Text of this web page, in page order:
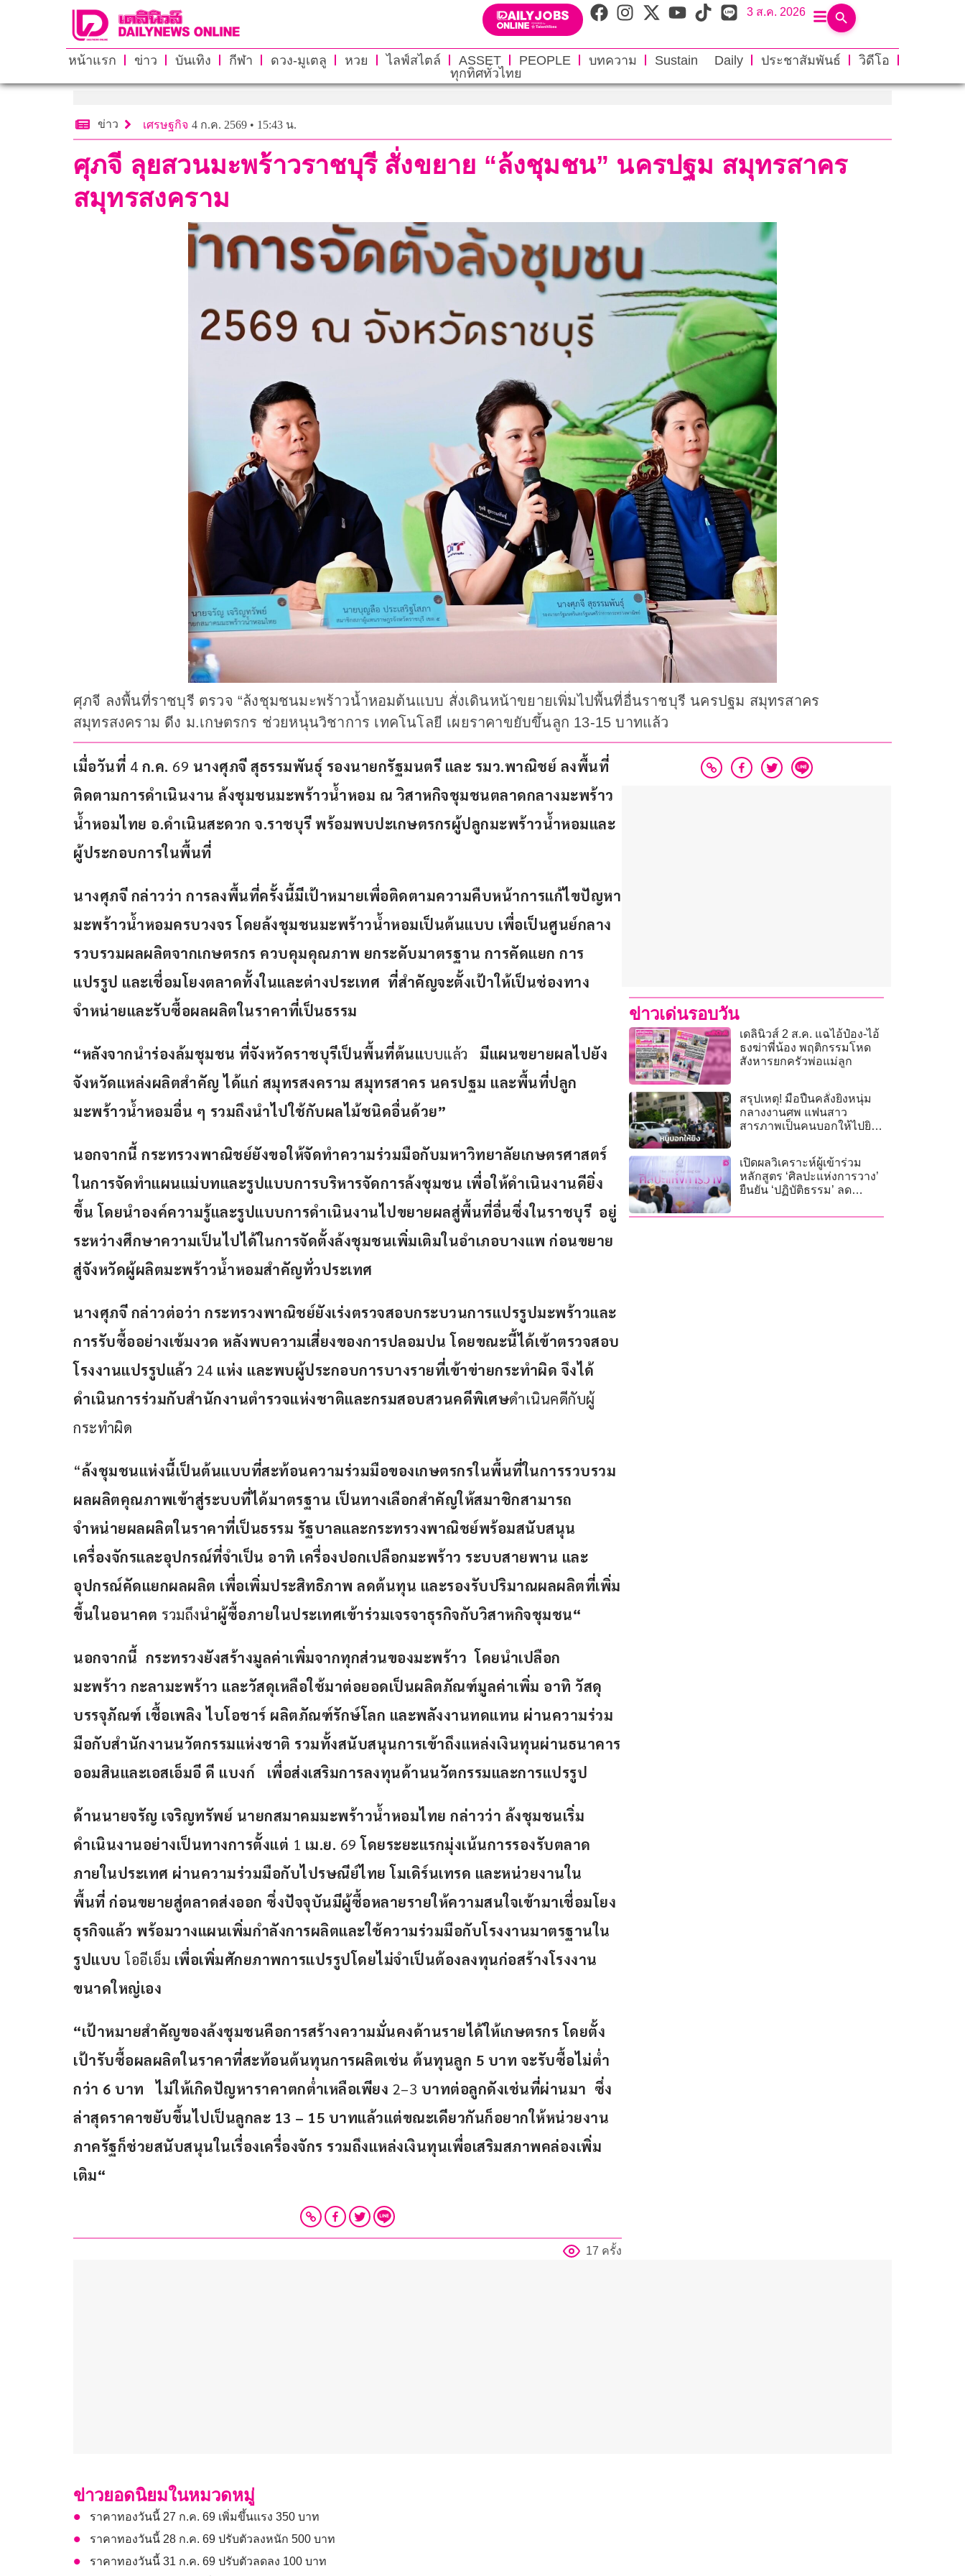
3 ส.ค. 2026
หน้าแรก ข่าว บันเทิง กีฬา ดวง-มูเตลู หวย ไลฟ์สไตล์ ASSET PEOPLE บทความ Sustain Daily ประชาสัมพันธ์
วิดีโอ
ทุกทิศทั่วไทย
ข่าว เศรษฐกิจ 4 ก.ค. 2569 • 15:43 น.
ศุภจี ลุยสวนมะพร้าวราชบุรี สั่งขยาย “ล้งชุมชน” นครปฐม สมุทรสาคร
สมุทรสงคราม
ศุภจี ลงพื้นที่ราชบุรี ตรวจ “ล้งชุมชนมะพร้าวน้ำหอมต้นแบบ สั่งเดินหน้าขยายเพิ่มไปพื้นที่อื่นราชบุรี นครปฐม สมุทรสาคร
สมุทรสงคราม ดีง ม.เกษตรกร ช่วยหนุนวิชาการ เทคโนโลยี เผยราคาขยับขึ้นลูก 13-15 บาทแล้ว
เมื่อวันที่ 4 ก.ค. 69 นางศุภจี สุธรรมพันธุ์ รองนายกรัฐมนตรี และ รมว.พาณิชย์ ลงพื้นที่
ติดตามการดำเนินงาน ล้งชุมชนมะพร้าวน้ำหอม ณ วิสาหกิจชุมชนตลาดกลางมะพร้าว
น้ำหอมไทย อ.ดำเนินสะดวก จ.ราชบุรี พร้อมพบปะเกษตรกรผู้ปลูกมะพร้าวน้ำหอมและ
ผู้ประกอบการในพื้นที่
นางศุภจี กล่าวว่า การลงพื้นที่ครั้งนี้มีเป้าหมายเพื่อติดตามความคืบหน้าการแก้ไขปัญหา
มะพร้าวน้ำหอมครบวงจร โดยล้งชุมชนมะพร้าวน้ำหอมเป็นต้นแบบ เพื่อเป็นศูนย์กลาง
รวบรวมผลผลิตจากเกษตรกร ควบคุมคุณภาพ ยกระดับมาตรฐาน การคัดแยก การ
แปรรูป และเชื่อมโยงตลาดทั้งในและต่างประเทศ ที่สำคัญจะตั้งเป้าให้เป็นช่องทาง
จำหน่ายและรับซื้อผลผลิตในราคาที่เป็นธรรม
“หลังจากนำร่องล้มชุมชน ที่จังหวัดราชบุรีเป็นพื้นที่ต้นแบบแล้ว
มีแผนขยายผลไปยัง
จังหวัดแหล่งผลิตสำคัญ ได้แก่ สมุทรสงคราม สมุทรสาคร นครปฐม และพื้นที่ปลูก
มะพร้าวน้ำหอมอื่น ๆ รวมถึงนำไปใช้กับผลไม้ชนิดอื่นด้วย”
นอกจากนี้ กระทรวงพาณิชย์ยังขอให้จัดทำความร่วมมือกับมหาวิทยาลัยเกษตรศาสตร์
ในการจัดทำแผนแม่บทและรูปแบบการบริหารจัดการล้งชุมชน เพื่อให้ดำเนินงานดียิ่ง
ขึ้น โดยนำองค์ความรู้และรูปแบบการดำเนินงานไปขยายผลสู่พื้นที่อื่นซึ่งในราชบุรี อยู่
ระหว่างศึกษาความเป็นไปได้ในการจัดตั้งล้งชุมชนเพิ่มเติมในอำเภอบางแพ ก่อนขยาย
สู่จังหวัดผู้ผลิตมะพร้าวน้ำหอมสำคัญทั่วประเทศ
นางศุภจี กล่าวต่อว่า กระทรวงพาณิชย์ยังเร่งตรวจสอบกระบวนการแปรรูปมะพร้าวและ
การรับซื้ออย่างเข้มงวด หลังพบความเสี่ยงของการปลอมปน โดยขณะนี้ได้เข้าตรวจสอบ
โรงงานแปรรูปแล้ว 24 แห่ง และพบผู้ประกอบการบางรายที่เข้าข่ายกระทำผิด จึงได้
ดำเนินการร่วมกับสำนักงานตำรวจแห่งชาติและกรมสอบสวนคดีพิเศษดำเนินคดีกับผู้
กระทำผิด
“ล้งชุมชนแห่งนี้เป็นต้นแบบที่สะท้อนความร่วมมือของเกษตรกรในพื้นที่ในการรวบรวม
ผลผลิตคุณภาพเข้าสู่ระบบที่ได้มาตรฐาน เป็นทางเลือกสำคัญให้สมาชิกสามารถ
จำหน่ายผลผลิตในราคาที่เป็นธรรม รัฐบาลและกระทรวงพาณิชย์พร้อมสนับสนุน
เครื่องจักรและอุปกรณ์ที่จำเป็น อาทิ เครื่องปอกเปลือกมะพร้าว ระบบสายพาน และ
อุปกรณ์คัดแยกผลผลิต เพื่อเพิ่มประสิทธิภาพ ลดต้นทุน และรองรับปริมาณผลผลิตที่เพิ่ม
ขึ้นในอนาคต รวมถึงนำผู้ซื้อภายในประเทศเข้าร่วมเจรจาธุรกิจกับวิสาหกิจชุมชน“
นอกจากนี้ กระทรวงยังสร้างมูลค่าเพิ่มจากทุกส่วนของมะพร้าว โดยนำเปลือก
มะพร้าว กะลามะพร้าว และวัสดุเหลือใช้มาต่อยอดเป็นผลิตภัณฑ์มูลค่าเพิ่ม อาทิ วัสดุ
บรรจุภัณฑ์ เชื้อเพลิง ไบโอชาร์ ผลิตภัณฑ์รักษ์โลก และพลังงานทดแทน ผ่านความร่วม
มือกับสำนักงานนวัตกรรมแห่งชาติ รวมทั้งสนับสนุนการเข้าถึงแหล่งเงินทุนผ่านธนาคาร
ออมสินและเอสเอ็มอี ดี แบงก์
เพื่อส่งเสริมการลงทุนด้านนวัตกรรมและการแปรรูป
ด้านนายจรัญ เจริญทรัพย์ นายกสมาคมมะพร้าวน้ำหอมไทย กล่าวว่า ล้งชุมชนเริ่ม
ดำเนินงานอย่างเป็นทางการตั้งแต่ 1 เม.ย. 69 โดยระยะแรกมุ่งเน้นการรองรับตลาด
ภายในประเทศ ผ่านความร่วมมือกับไปรษณีย์ไทย โมเดิร์นเทรด และหน่วยงานใน
พื้นที่ ก่อนขยายสู่ตลาดส่งออก ซึ่งปัจจุบันมีผู้ซื้อหลายรายให้ความสนใจเข้ามาเชื่อมโยง
ธุรกิจแล้ว พร้อมวางแผนเพิ่มกำลังการผลิตและใช้ความร่วมมือกับโรงงานมาตรฐานใน
รูปแบบ โออีเอ็ม เพื่อเพิ่มศักยภาพการแปรรูปโดยไม่จำเป็นต้องลงทุนก่อสร้างโรงงาน
ขนาดใหญ่เอง
“เป้าหมายสำคัญของล้งชุมชนคือการสร้างความมั่นคงด้านรายได้ให้เกษตรกร โดยตั้ง
เป้ารับซื้อผลผลิตในราคาที่สะท้อนต้นทุนการผลิตเช่น ต้นทุนลูก 5 บาท จะรับซื้อไม่ต่ำ
กว่า 6 บาท
ไม่ให้เกิดปัญหาราคาตกต่ำเหลือเพียง 2–3 บาทต่อลูกดังเช่นที่ผ่านมา  ซึ่ง
ล่าสุดราคาขยับขึ้นไปเป็นลูกละ 13 – 15 บาทแล้วแต่ขณะเดียวกันก็อยากให้หน่วยงาน
ภาครัฐก็ช่วยสนับสนุนในเรื่องเครื่องจักร รวมถึงแหล่งเงินทุนเพื่อเสริมสภาพคล่องเพิ่ม
เติม“
17 ครั้ง
ข่าวเด่นรอบวัน
เดลินิวส์ 2 ส.ค. แฉไอ้ป๋อง-ไอ้
ธงฆ่าพี่น้อง พฤติกรรมโหด
สังหารยกครัวพ่อแม่ลูก
สรุปเหตุ! มือปืนคลั่งยิงหนุ่ม
กลางงานศพ แฟนสาว
สารภาพเป็นคนบอกให้ไปยิง
เปิดผลวิเคราะห์ผู้เข้าร่วม
หลักสูตร ‘ศิลปะแห่งการวาง’
ยืนยัน ‘ปฏิบัติธรรม’ ลด
ข่าวยอดนิยมในหมวดหมู่
ราคาทองวันนี้ 27 ก.ค. 69 เพิ่มขึ้นแรง 350 บาท
ราคาทองวันนี้ 28 ก.ค. 69 ปรับตัวลงหนัก 500 บาท
ราคาทองวันนี้ 31 ก.ค. 69 ปรับตัวลดลง 100 บาท